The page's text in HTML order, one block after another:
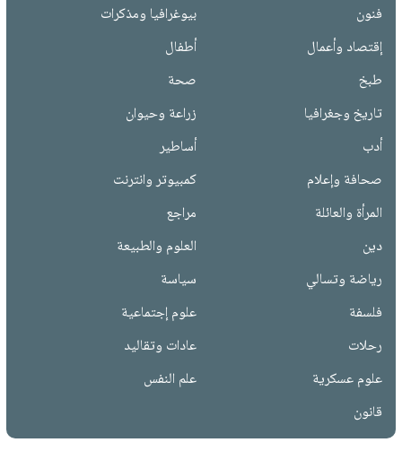
فنون
بيوغرافيا ومذكرات
إقتصاد وأعمال
أطفال
طبخ
صحة
تاريخ وجغرافيا
زراعة وحيوان
أدب
أساطير
صحافة وإعلام
كمبيوتر وانترنت
المرأة والعائلة
مراجع
دين
العلوم والطبيعة
رياضة وتسالي
سياسة
فلسفة
علوم إجتماعية
رحلات
عادات وتقاليد
علوم عسكرية
علم النفس
قانون